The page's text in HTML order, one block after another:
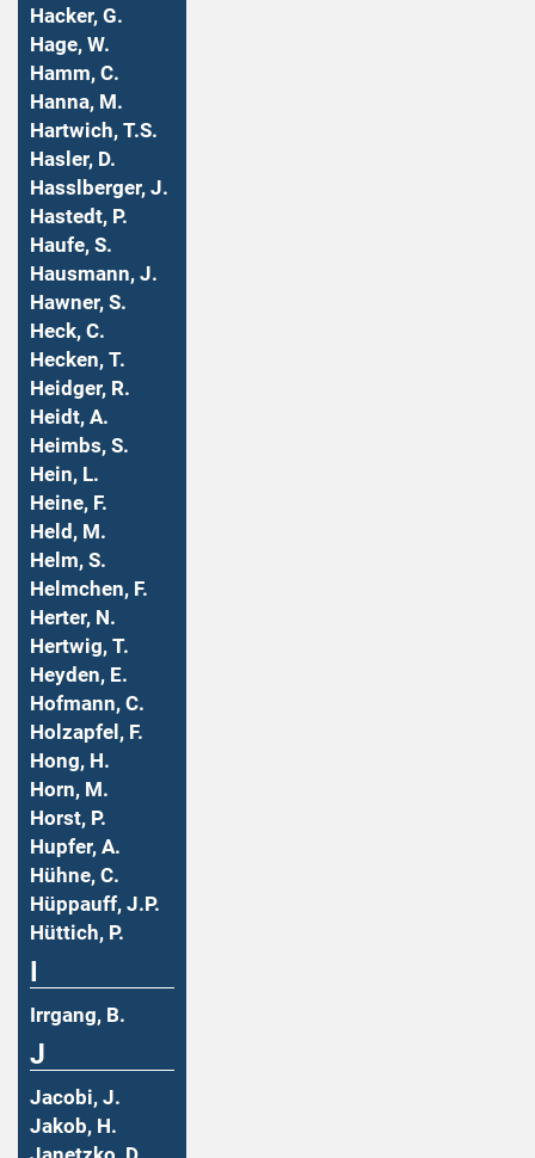
Hacker, G.
Hage, W.
Hamm, C.
Hanna, M.
Hartwich, T.S.
Hasler, D.
Hasslberger, J.
Hastedt, P.
Haufe, S.
Hausmann, J.
Hawner, S.
Heck, C.
Hecken, T.
Heidger, R.
Heidt, A.
Heimbs, S.
Hein, L.
Heine, F.
Held, M.
Helm, S.
Helmchen, F.
Herter, N.
Hertwig, T.
Heyden, E.
Hofmann, C.
Holzapfel, F.
Hong, H.
Horn, M.
Horst, P.
Hupfer, A.
Hühne, C.
Hüppauff, J.P.
Hüttich, P.
Irrgang, B.
J
Jacobi, J.
Jakob, H.